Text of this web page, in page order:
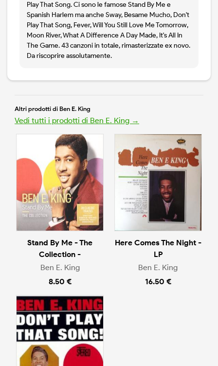
Play That Song. Ci sono le famose Stand By Me e
Spanish Harlem ma anche Sway, Besame Mucho, Don't
Play That Song, Fever, Will You Still Love Me Tomorrow,
Moon River, What A Difference A Day Made, It's All In
The Game. 43 canzoni in totale, rimasterizzate ex novo.
Da riscoprire assolutamente.
Altri prodotti di Ben E. King
Vedi tutti i prodotti di Ben E. King →
Stand By Me - The
Collection -
Ben E. King
8.50 €
Here Comes The Night -
LP
Ben E. King
16.50 €